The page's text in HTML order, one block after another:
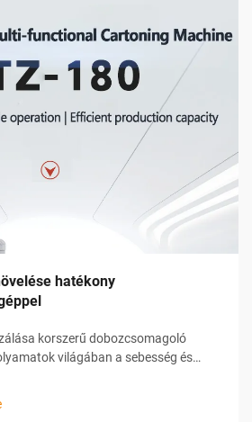
hatékony
korszerű dobozcsomagoló
világában a sebesség és
az vállalkozásoknak olyan